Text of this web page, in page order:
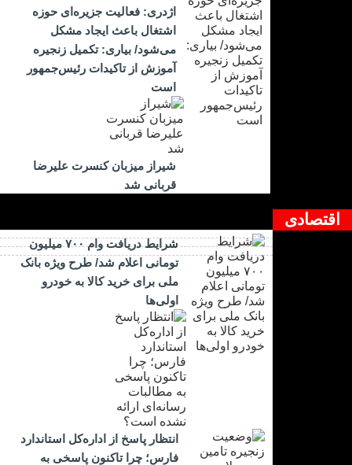
اژدری: فعالیت جزیره‌‌ای حوزه
اشتغال باعث ایجاد مشکل
می‌شود/ بیاری: تکمیل زنجیره
آموزش از تاکیدات رئیس‌جمهور
است
شیراز میزبان کنسرت علیرضا
قربانی شد
اقتصادی
شرایط دریافت وام ۷۰۰ میلیون
تومانی اعلام شد/ طرح ویژه بانک
ملی برای خرید کالا به خودرو
اولی‌ها
انتظار پاسخ از اداره‌کل استاندارد
فارس؛ چرا تاکنون پاسخی به